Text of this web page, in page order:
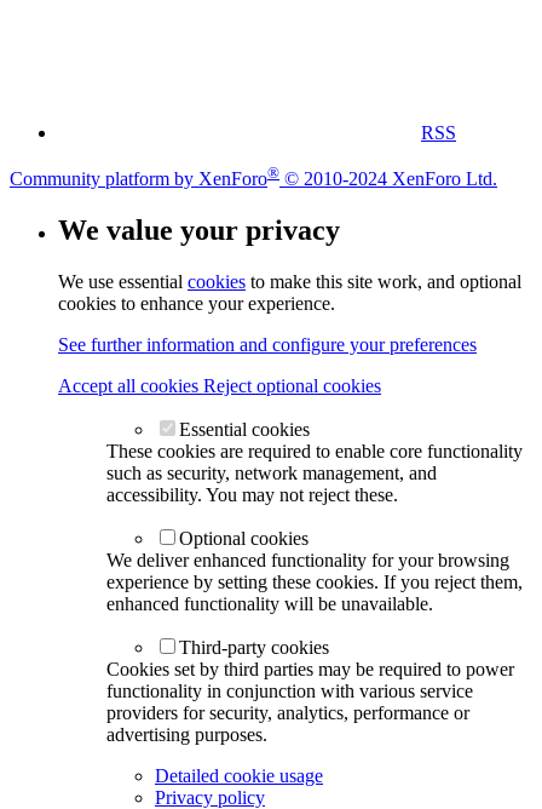
RSS
Community platform by XenForo® © 2010-2024 XenForo Ltd.
We value your privacy
We use essential cookies to make this site work, and optional
cookies to enhance your experience.
See further information and configure your preferences
Accept all cookies Reject optional cookies
Essential cookies
These cookies are required to enable core functionality
such as security, network management, and
accessibility. You may not reject these.
Optional cookies
We deliver enhanced functionality for your browsing
experience by setting these cookies. If you reject them,
enhanced functionality will be unavailable.
Third-party cookies
Cookies set by third parties may be required to power
functionality in conjunction with various service
providers for security, analytics, performance or
advertising purposes.
Detailed cookie usage
Privacy policy